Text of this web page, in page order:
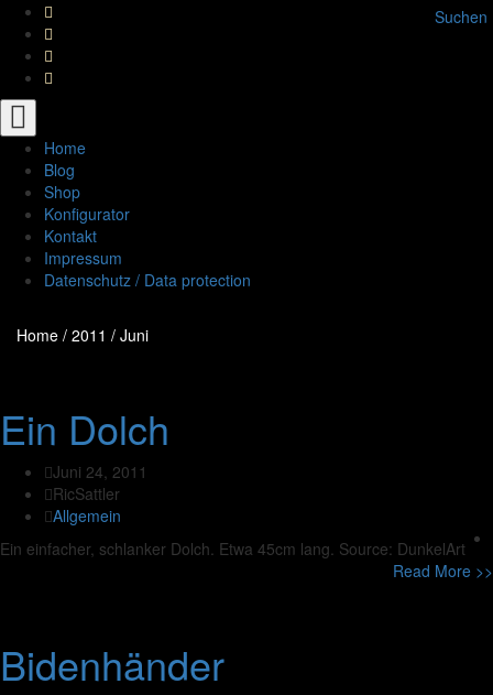
Suchen
Toggle
navigation
Home
Blog
Shop
Konfigurator
Kontakt
Impressum
Datenschutz / Data protection
Home / 2011 / Juni
Ein Dolch
Juni 24, 2011
RicSattler
Allgemein
Ein einfacher, schlanker Dolch. Etwa 45cm lang. Source: DunkelArt
Read More >>
Bidenhänder